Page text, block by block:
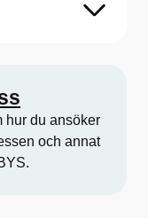
hur du ansöker
och annat